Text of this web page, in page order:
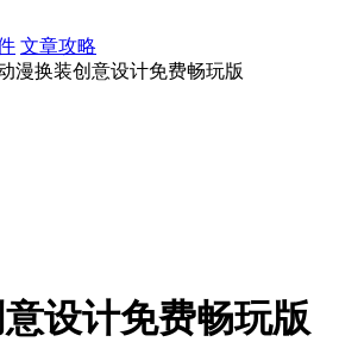
文章攻略
漫换装创意设计免费畅玩版
设计免费畅玩版